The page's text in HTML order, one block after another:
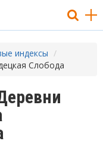
индексы
Слобода